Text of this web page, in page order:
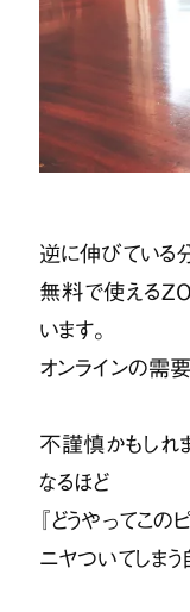
逆に伸びている
無料で使える
います。
オンラインの需
不謹慎かもしれ
なるほど
『どうやってこの
ニヤついてしま